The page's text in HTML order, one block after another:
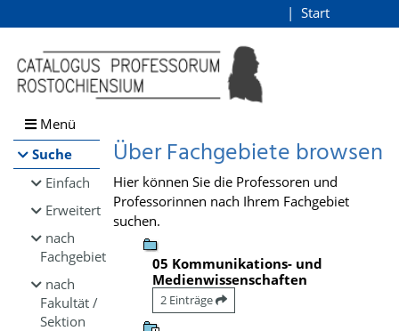
Browsen
direkt zum Inhalt
Start
Menü
Suche
Einfach
Erweitert
nach
Fachgebiet
nach
Fakultät /
Sektion
Über Fachgebiete browsen
Hier können Sie die Professoren und
Professorinnen nach Ihrem Fachgebiet
suchen.
05 Kommunikations- und
Medienwissenschaften
2 Einträge